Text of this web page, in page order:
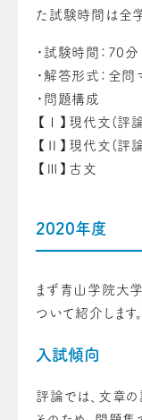
た試験時間は全学
・試験時間：70分
・解答形式：全問
・問題構成
【Ⅰ】現代文(評
【Ⅱ】現代文(評
【Ⅲ】古文
2020年度
まず青山学院大
ついて紹介します。
入試傾向
評論では、文章